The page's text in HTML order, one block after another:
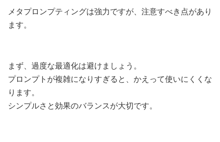
メタプロンプティングは強力ですが、注意すべき点があり
ます。
まず、過度な最適化は避けましょう。
プロンプトが複雑になりすぎると、かえって使いにくくな
ります。
シンプルさと効果のバランスが大切です。